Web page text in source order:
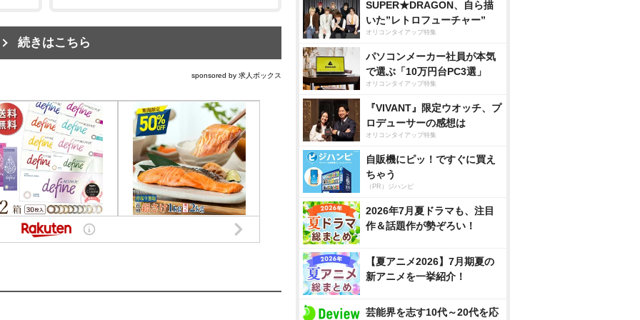
続きはこちら
sponsored by 求人ボックス
SUPER★DRAGON、自ら描
いた”レトロフューチャー”
オリコンタイアップ特集
パソコンメーカー社員が本気
で選ぶ「10万円台PC3選」
オリコンタイアップ特集
『VIVANT』限定ウオッチ、プ
ロデューサーの感想は
オリコンタイアップ特集
自販機にピッ！ですぐに買え
ちゃう
（PR）ジハンピ
2026年7月夏ドラマも、注目
作＆話題作が勢ぞろい！
【夏アニメ2026】7月期夏の
新アニメを一挙紹介！
芸能界を志す10代～20代を応